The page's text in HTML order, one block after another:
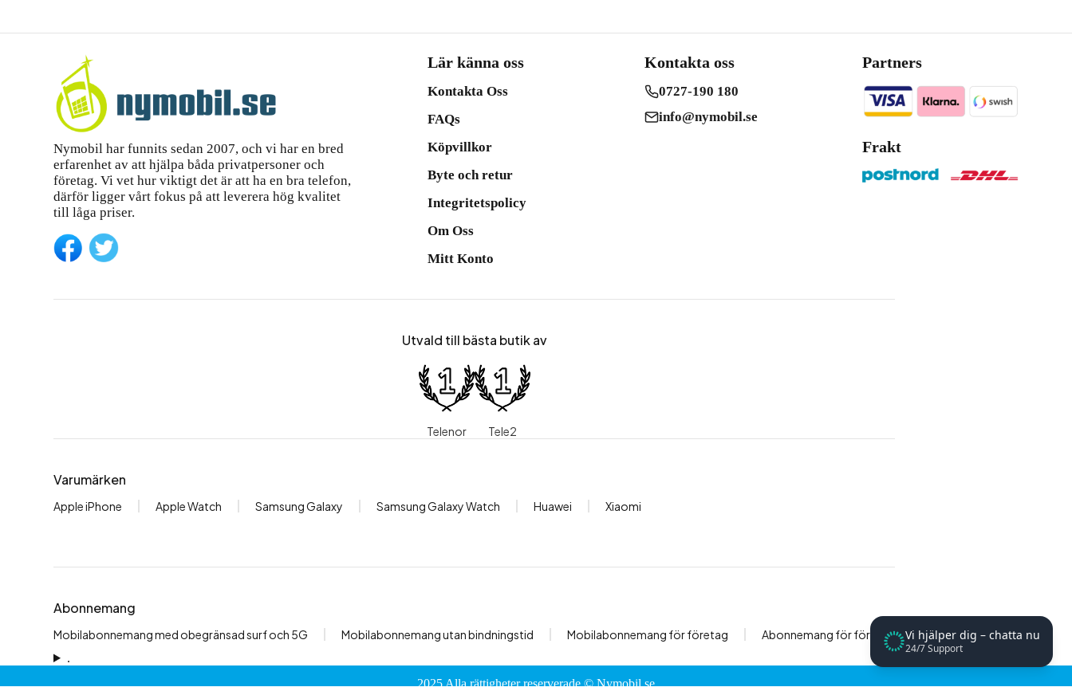
Nymobil har funnits sedan 2007, och vi har en bred
erfarenhet av att hjälpa båda privatpersoner och
företag. Vi vet hur viktigt det är att ha en bra telefon,
därför ligger vårt fokus på att leverera hög kvalitet
till låga priser.
Lär känna oss
Kontakta Oss
FAQs
Köpvillkor
Byte och retur
Integritetspolicy
Om Oss
Mitt Konto
Vi hjälper dig – chatta nu
24/7 Support
Kontakta oss
0727-190 180
info@nymobil.se
Partners
Frakt
Utvald till bästa butik av
Telenor Tele2
Varumärken
Apple iPhone Apple Watch Samsung Galaxy Samsung Galaxy Watch Huawei Xiaomi
Abonnemang
Mobilabonnemang med obegränsad surf och 5G Mobilabonnemang utan bindningstid Mobilabonnemang för företag Abonnemang för företag
.
2025 Alla rättigheter reserverade ©Nymobil.se